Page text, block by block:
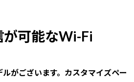
可能なWi-Fi
がございます。カスタマイズペー